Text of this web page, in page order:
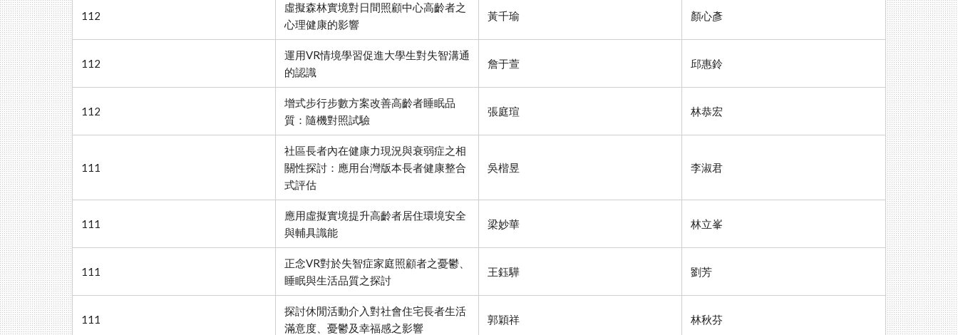
112
虛擬森林實境對日間照顧中心高齡者之
心理健康的影響
黃千瑜 顏心彥
112
運用VR情境學習促進大學生對失智溝通
的認識
詹于萱 邱惠鈴
112
增式步行步數方案改善高齡者睡眠品
質：隨機對照試驗
張庭瑄 林恭宏
111
社區長者內在健康力現況與衰弱症之相
關性探討：應用台灣版本長者健康整合
式評估
吳楷昱 李淑君
111
應用虛擬實境提升高齡者居住環境安全
與輔具識能
梁妙華 林立峯
111
正念VR對於失智症家庭照顧者之憂鬱、
睡眠與生活品質之探討
王鈺驊 劉芳
111
探討休閒活動介入對社會住宅長者生活
滿意度、憂鬱及幸福感之影響
郭穎祥 林秋芬